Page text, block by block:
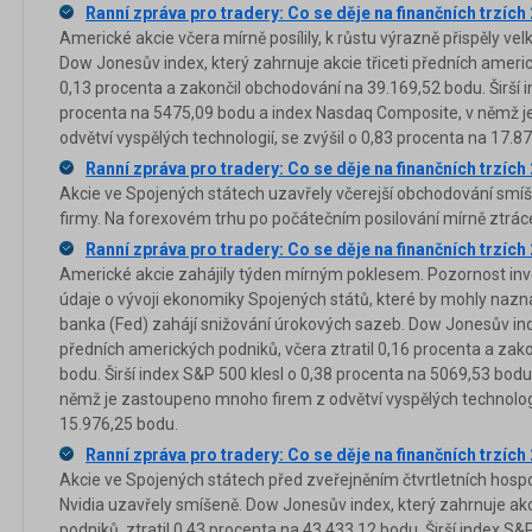
Ranní zpráva pro tradery: Co se děje na finančních trzích
Americké akcie včera mírně posílily, k růstu výrazně přispěly
Dow Jonesův index, který zahrnuje akcie třiceti předních
0,13 procenta a zakončil obchodování na 39.169,52 bodu. Širší
procenta na 5475,09 bodu a index Nasdaq Composite, v němž
odvětví vyspělých technologií, se zvýšil o 0,83 procenta na
Ranní zpráva pro tradery: Co se děje na finančních trzích
Akcie ve Spojených státech uzavřely včerejší obchodování
firmy. Na forexovém trhu po počátečním posilování mírně
Ranní zpráva pro tradery: Co se děje na finančních trzích
Americké akcie zahájily týden mírným poklesem. Pozornost
údaje o vývoji ekonomiky Spojených států, které by mohly
banka (Fed) zahájí snižování úrokových sazeb. Dow Jonesův
předních amerických podniků, včera ztratil 0,16 procenta a
bodu. Širší index S&P 500 klesl o 0,38 procenta na 5069,53
němž je zastoupeno mnoho firem z odvětví vyspělých
15.976,25 bodu.
Ranní zpráva pro tradery: Co se děje na finančních trzích
Akcie ve Spojených státech před zveřejněním čtvrtletních
Nvidia uzavřely smíšeně. Dow Jonesův index, který zahrnuje